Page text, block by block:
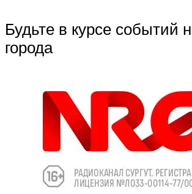
Будьте в курсе событий
города